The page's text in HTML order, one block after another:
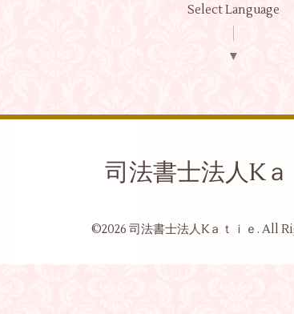
Select Language
▼
司法書士法人Kａ
©2026 司法書士法人Kａｔｉｅ . All